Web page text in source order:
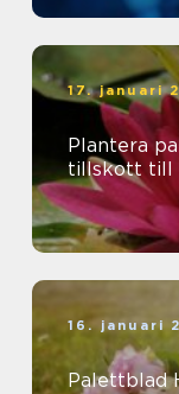
17. januari
Plantera
tillskott till
16. januari
Palettblad